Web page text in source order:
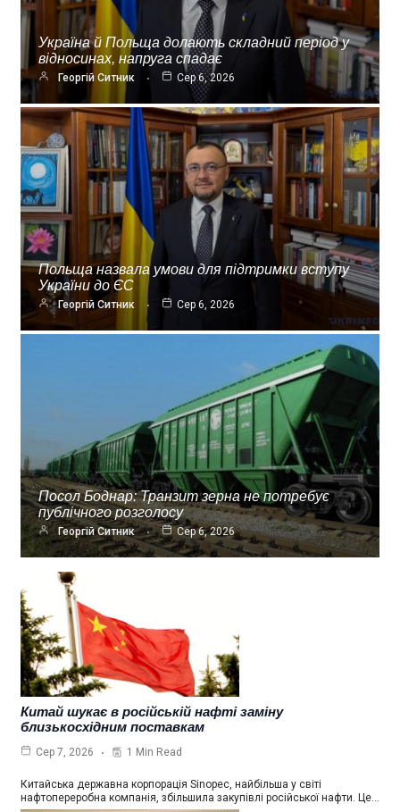
Україна й Польща долають складний період у
відносинах, напруга спадає
Георгій Ситник Сер 6, 2026
Польща назвала умови для підтримки вступу
України до ЄС
Георгій Ситник Сер 6, 2026
Посол Боднар: Транзит зерна не потребує
публічного розголосу
Георгій Ситник Сер 6, 2026
Китай шукає в російській нафті заміну
близькосхідним поставкам
Сер 7, 2026 1 Min Read
Китайська державна корпорація Sinopec, найбільша у світі
нафтопереробна компанія, збільшила закупівлі російської нафти. Це…